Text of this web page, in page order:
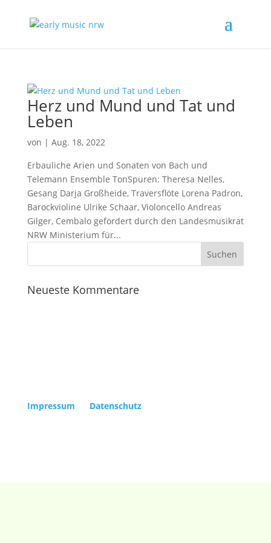
Herz und Mund und Tat und
Leben
von | Aug. 18, 2022
Erbauliche Arien und Sonaten von Bach und
Telemann Ensemble TonSpuren: Theresa Nelles,
Gesang Darja Großheide, Traversflöte Lorena Padron,
Barockvioline Ulrike Schaar, Violoncello Andreas
Gilger, Cembalo gefördert durch den Landesmusikrat
NRW Ministerium für...
Neueste Kommentare
Impressum
Datenschutz